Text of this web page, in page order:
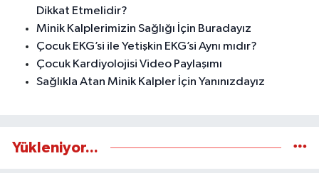
Dikkat Etmelidir?
Minik Kalplerimizin Sağlığı İçin Buradayız
Çocuk EKG’si ile Yetişkin EKG’si Aynı mıdır?
Çocuk Kardiyolojisi Video Paylaşımı
Sağlıkla Atan Minik Kalpler İçin Yanınızdayız
Yükleniyor...